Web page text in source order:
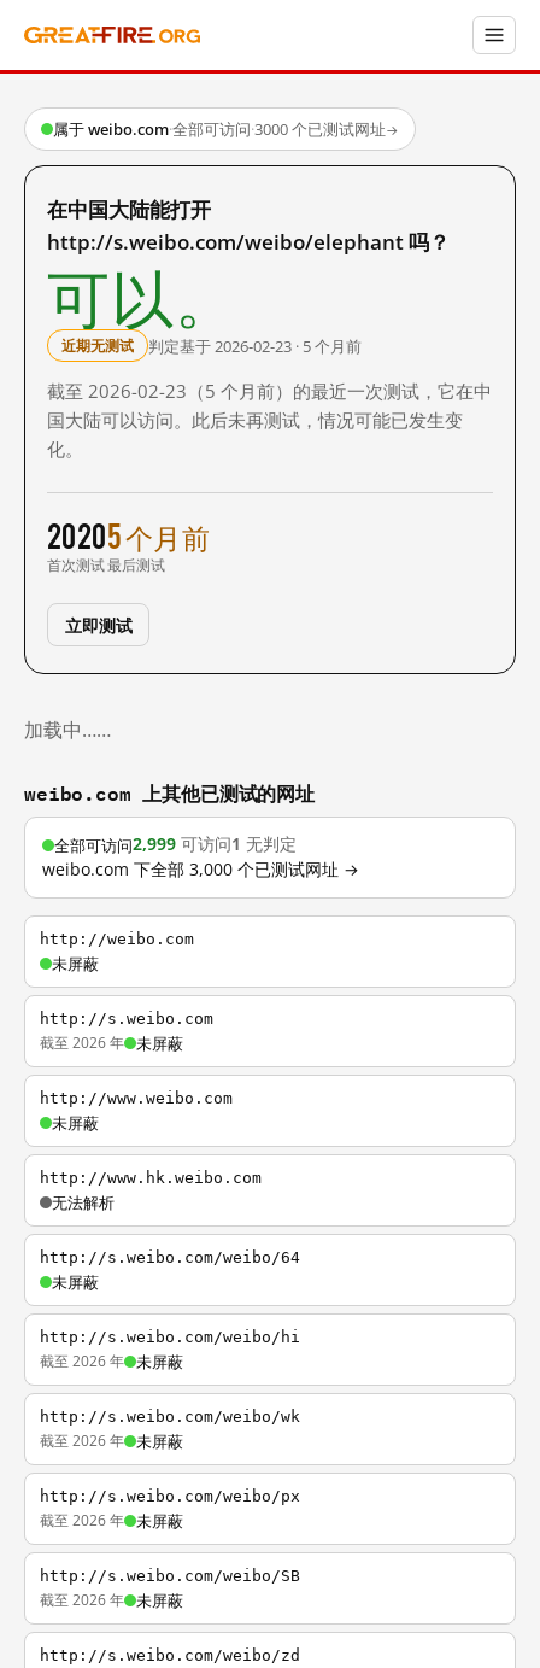
属于 weibo.com·全部可访问·3000 个已测试网址→
在中国大陆能打开
http://s.weibo.com/weibo/elephant 吗？
可以。
近期无测试 判定基于 2026-02-23 · 5 个月前
截至 2026-02-23（5 个月前）的最近一次测试，它在中
国大陆可以访问。此后未再测试，情况可能已发生变
化。
2020
首次测试
5 个月前
最后测试
立即测试
加载中……
weibo.com 上其他已测试的网址
全部可访问2,999 可访问1 无判定
weibo.com 下全部 3,000 个已测试网址 →
http://weibo.com
未屏蔽
http://s.weibo.com
截至 2026 年 未屏蔽
http://www.weibo.com
未屏蔽
http://www.hk.weibo.com
无法解析
http://s.weibo.com/weibo/64
未屏蔽
http://s.weibo.com/weibo/hi
截至 2026 年 未屏蔽
http://s.weibo.com/weibo/wk
截至 2026 年 未屏蔽
http://s.weibo.com/weibo/px
截至 2026 年 未屏蔽
http://s.weibo.com/weibo/SB
截至 2026 年 未屏蔽
http://s.weibo.com/weibo/zd